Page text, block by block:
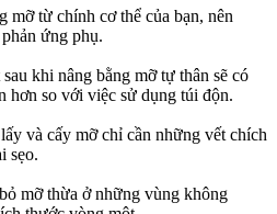
mỡ từ chính cơ thể của bạn, nên
ứng phụ.
khi nâng bằng mỡ tự thân sẽ có
hơn so với việc sử dụng túi độn.
và cấy mỡ chỉ cần những vết chích
sẹo.
mỡ thừa ở những vùng không